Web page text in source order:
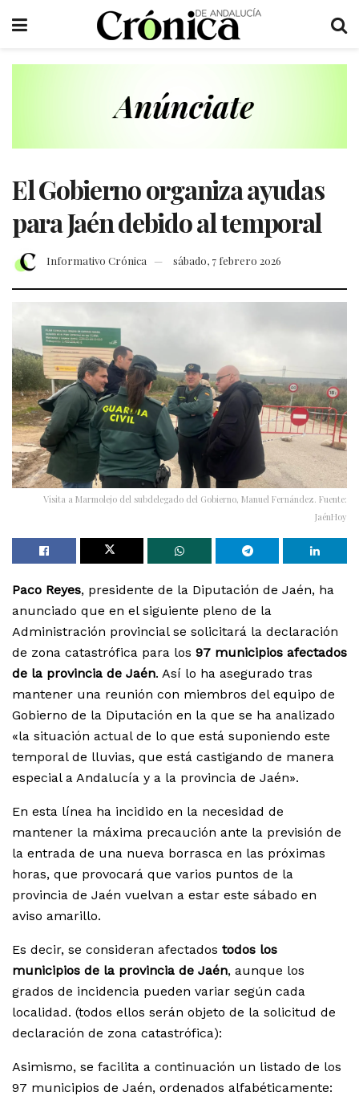
El Gobierno organiza ayudas
para Jaén debido al temporal
Informativo Crónica sábado, 7 febrero 2026
Visita a Marmolejo del subdelegado del Gobierno, Manuel Fernández. Fuente:
JaénHoy
Paco Reyes, presidente de la Diputación de Jaén, ha
anunciado que en el siguiente pleno de la
Administración provincial se solicitará la declaración
de zona catastrófica para los 97 municipios afectados
de la provincia de Jaén. Así lo ha asegurado tras
mantener una reunión con miembros del equipo de
Gobierno de la Diputación en la que se ha analizado
«la situación actual de lo que está suponiendo este
temporal de lluvias, que está castigando de manera
especial a Andalucía y a la provincia de Jaén».
En esta línea ha incidido en la necesidad de
mantener la máxima precaución ante la previsión de
la entrada de una nueva borrasca en las próximas
horas, que provocará que varios puntos de la
provincia de Jaén vuelvan a estar este sábado en
aviso amarillo.
Es decir, se consideran afectados todos los
municipios de la provincia de Jaén, aunque los
grados de incidencia pueden variar según cada
localidad. (todos ellos serán objeto de la solicitud de
declaración de zona catastrófica):
Asimismo, se facilita a continuación un listado de los
97 municipios de Jaén, ordenados alfabéticamente: